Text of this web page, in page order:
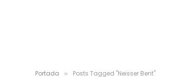
Portada » Posts Tagged "Neisser Bent"